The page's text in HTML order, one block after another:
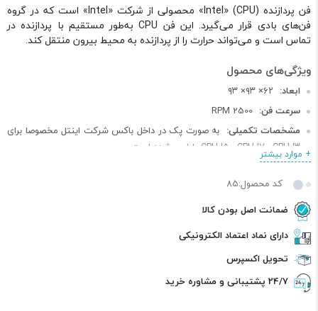
فن پردازنده (CPU) «Intel» محصولی از شرکت «Intel» است که در گروه
فن‌های بادی قرار می‌گیرد. این فن CPU به‌طور مستقیم با پردازنده در
تماس است و می‌تواند حرارت را از پردازنده به محیط بیرون منتقل کند.
ابعاد: ۶۲× ۹۳× ۹۳
سرعت فن: 2500 RPM
مشخصات تکمیلی: به صورت پک در داخل باکس شرکت اینتل مخصوصا برای
CPU I۵ , CPU I۷ , CPU I۳ طراحی شده است
+ موارد بیشتر
کد محصول:85
ضمانت اصل بودن کالا
دارای نماد اعتماد الکترونیکی
تحویل اکسپرس